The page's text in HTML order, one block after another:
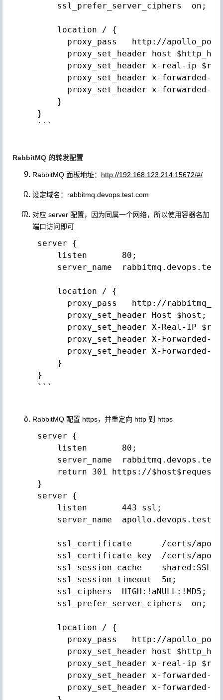
     ssl_prefer_server_ciphers  on;
     location / {
proxy_pass   http://
proxy_set_header host
proxy_set_header x-real-ip
proxy_set_header x-forwarded-
proxy_set_header x-forwarded-
     }
}
```
RabbitMQ 的转发配置
RabbitMQ 面板地址： http://192.168.123.214:15672/#/
设定域名：rabbitmq.devops.test.com
对应 server 配置，因为同属一个网络，所以使用容器名加
端口访问即可
server {
     listen       80;
server_name
     location / {
proxy_pass   http://
       proxy_set_header Host $host;
proxy_set_header X-Real-IP
proxy_set_header X-Forwarded-
proxy_set_header X-Forwarded-
     }
}
```
RabbitMQ 配置 https，并重定向 http 到 https
server {
     listen       80;
server_name
return 301 https://
}
server {
     listen       443 ssl;
server_name
ssl_certificate      /certs/
ssl_certificate_key  /certs/
ssl_session_cache
     ssl_session_timeout  5m;
     ssl_ciphers  HIGH:!aNULL:!MD5;
     ssl_prefer_server_ciphers  on;
     location / {
proxy_pass   http://
proxy_set_header host
proxy_set_header x-real-ip
proxy_set_header x-forwarded-
proxy_set_header x-forwarded-